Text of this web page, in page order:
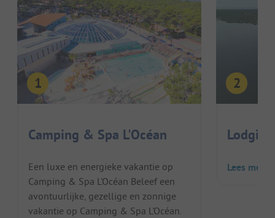
Camping & Spa L'Océan
Een luxe en energieke vakantie op
Camping & Spa L'Océan Beleef een
avontuurlijke, gezellige en zonnige
vakantie op Camping & Spa L'Océan.
Lees meer